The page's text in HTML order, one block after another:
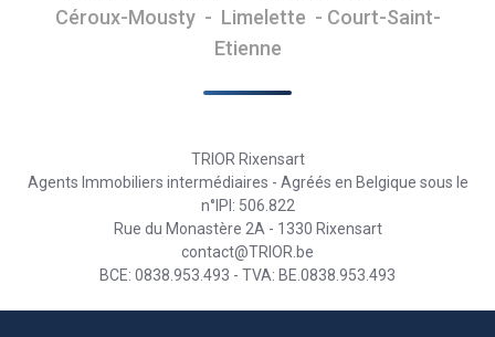
Céroux-Mousty - Limelette - Court-Saint-
Etienne
TRIOR Rixensart
Agents Immobiliers intermédiaires - Agréés en Belgique sous le
n°IPI: 506.822
Rue du Monastère 2A - 1330 Rixensart
contact@TRIOR.be
BCE: 0838.953.493 - TVA: BE.0838.953.493